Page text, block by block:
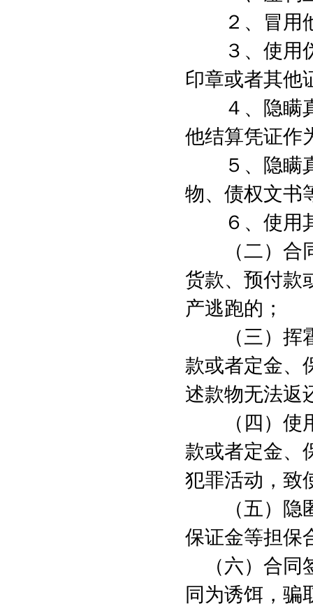
２、冒用
３、使用伪
印章或者其他
４、隐瞒真
他结算凭证作
５、隐瞒真
物、债权文书
６、使用其
（二）合同
货款、预付款
产逃跑的；
（三）挥霍
款或者定金、
述款物无法返
（四）使用
款或者定金、
犯罪活动，致
（五）隐匿
保证金等担保
（六）合
同为诱饵，骗